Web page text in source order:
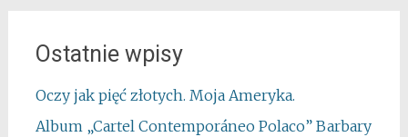
Ostatnie wpisy
Oczy jak pięć złotych. Moja Ameryka.
Album „Cartel Contemporáneo Polaco” Barbary